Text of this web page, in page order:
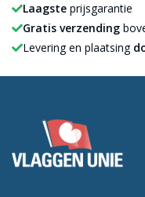
Laagste prijsgarantie
Gratis verzending
Levering en plaatsing